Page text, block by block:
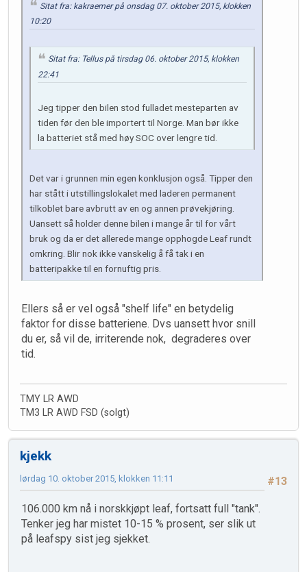
Sitat fra: kakraemer på onsdag 07. oktober 2015, klokken
10:20
Sitat fra: Tellus på tirsdag 06. oktober 2015, klokken
22:41
Jeg tipper den bilen stod fulladet mesteparten av
tiden før den ble importert til Norge. Man bør ikke
la batteriet stå med høy SOC over lengre tid.
Det var i grunnen min egen konklusjon også. Tipper den
har stått i utstillingslokalet med laderen permanent
tilkoblet bare avbrutt av en og annen prøvekjøring.
Uansett så holder denne bilen i mange år til for vårt
bruk og da er det allerede mange opphogde Leaf rundt
omkring. Blir nok ikke vanskelig å få tak i en
batteripakke til en fornuftig pris.
Ellers så er vel også "shelf life" en betydelig
faktor for disse batteriene. Dvs uansett hvor snill
du er, så vil de, irriterende nok, degraderes over
tid.
TMY LR AWD
TM3 LR AWD FSD (solgt)
kjekk
#13
lørdag 10. oktober 2015, klokken 11:11
106.000 km nå i norskkjøpt leaf, fortsatt full "tank".
Tenker jeg har mistet 10-15 % prosent, ser slik ut
på leafspy sist jeg sjekket.